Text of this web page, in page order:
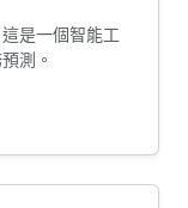
務目標。
是一個智能工
測。